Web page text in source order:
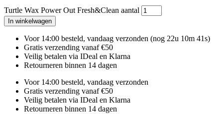
Turtle Wax Power Out Fresh&Clean aantal
In winkelwagen
Voor 14:00 besteld, vandaag verzonden (nog 22u 10m 40s)
Gratis verzending vanaf €50
Veilig betalen via IDeal en Klarna
Retourneren binnen 14 dagen
Voor 14:00 besteld, vandaag verzonden
Gratis verzending vanaf €50
Veilig betalen via IDeal en Klarna
Retourneren binnen 14 dagen